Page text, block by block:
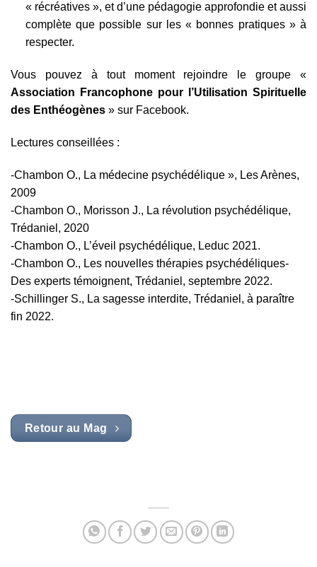
« récréatives », et d’une pédagogie approfondie et aussi
complète que possible sur les « bonnes pratiques » à
respecter.
Vous pouvez à tout moment rejoindre le groupe «
Association Francophone pour l’Utilisation Spirituelle
des Enthéogènes » sur Facebook.
Lectures conseillées :
-Chambon O., La médecine psychédélique », Les Arènes,
2009
-Chambon O., Morisson J., La révolution psychédélique,
Trédaniel, 2020
-Chambon O., L’éveil psychédélique, Leduc 2021.
-Chambon O., Les nouvelles thérapies psychédéliques-
Des experts témoignent, Trédaniel, septembre 2022.
-Schillinger S., La sagesse interdite, Trédaniel, à paraître
fin 2022.
Retour au Mag